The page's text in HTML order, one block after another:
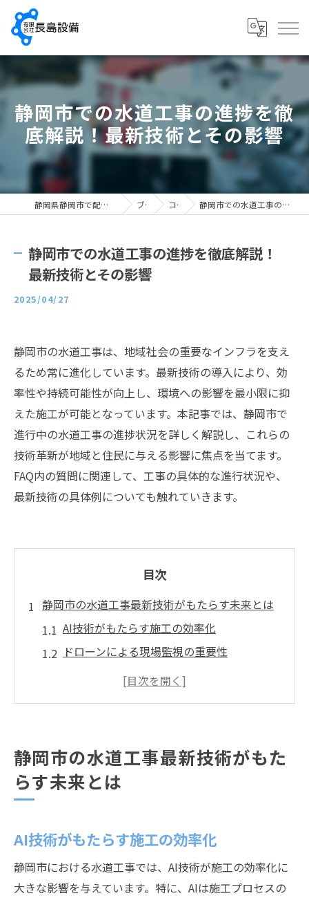
静岡市での水道工事の進捗を徹
底解説！最新技術とその影響
静岡県静岡市で配管工の求人なら有限会社長島設備 ブログ コラム 静岡市での水道工事の進捗を徹底解説！最新技術とその影響
静岡市での水道工事の進捗を徹底解説！
最新技術とその影響
2025/04/27
静岡市の水道工事は、地域社会の重要なインフラを支え
るため常に進化しています。最新技術の導入により、効
率性や持続可能性が向上し、環境への影響を最小限に抑
えた施工が可能となっています。本記事では、静岡市で
進行中の水道工事の進捗状況を詳しく解説し、これらの
技術革新が地域と住民に与える影響に焦点を当てます。
FAQ内の質問に関連して、工事の具体的な進行状況や、
最新技術の具体例についても触れていきます。
目次
静岡市の水道工事最新技術がもたらす未来とは
AI技術がもたらす施工の効率化
ドローンによる現場監視の重要性
バイオ素材の導入で環境負荷を軽減
ロボット技術の活用で安全性向上
水道工事進捗状況静岡市での環境配慮型施工の
実態
再生可能エネルギーの利用拡大
地域生態系を守るための取り組み
低騒音機器の導入による住環境改善
静岡市の水道工事最新技術がもた
らす未来とは
AI技術がもたらす施工の効率化
静岡市における水道工事では、AI技術が施工の効率化に
大きな影響を与えています。特に、AIは施工プロセスの